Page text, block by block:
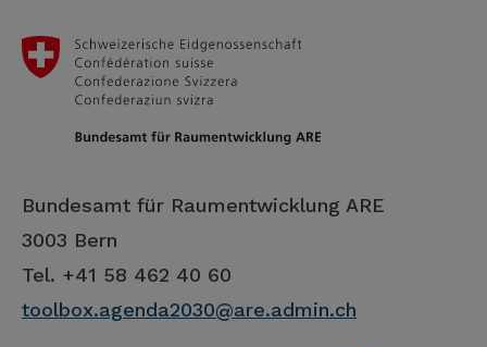
Bundesamt für Raumentwicklung ARE
3003 Bern
Tel. +41 58 462 40 60
toolbox.agenda2030@are.admin.ch